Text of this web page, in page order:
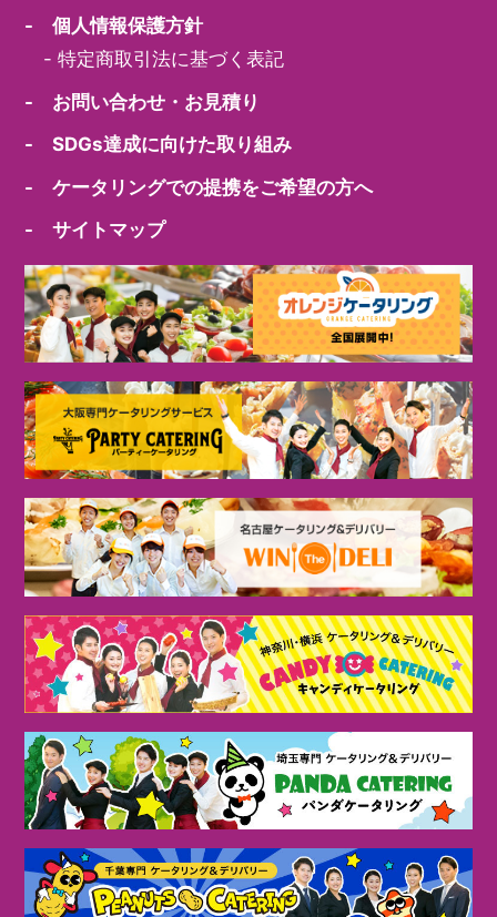
- 個人情報保護方針
-特定商取引法に基づく表記
- お問い合わせ・お見積り
- SDGs達成に向けた取り組み
- ケータリングでの提携をご希望の方へ
- サイトマップ